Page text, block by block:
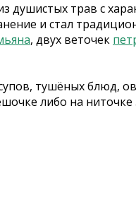
душистых трав с
и стал
, двух веточек
тушёных блюд,
либо на